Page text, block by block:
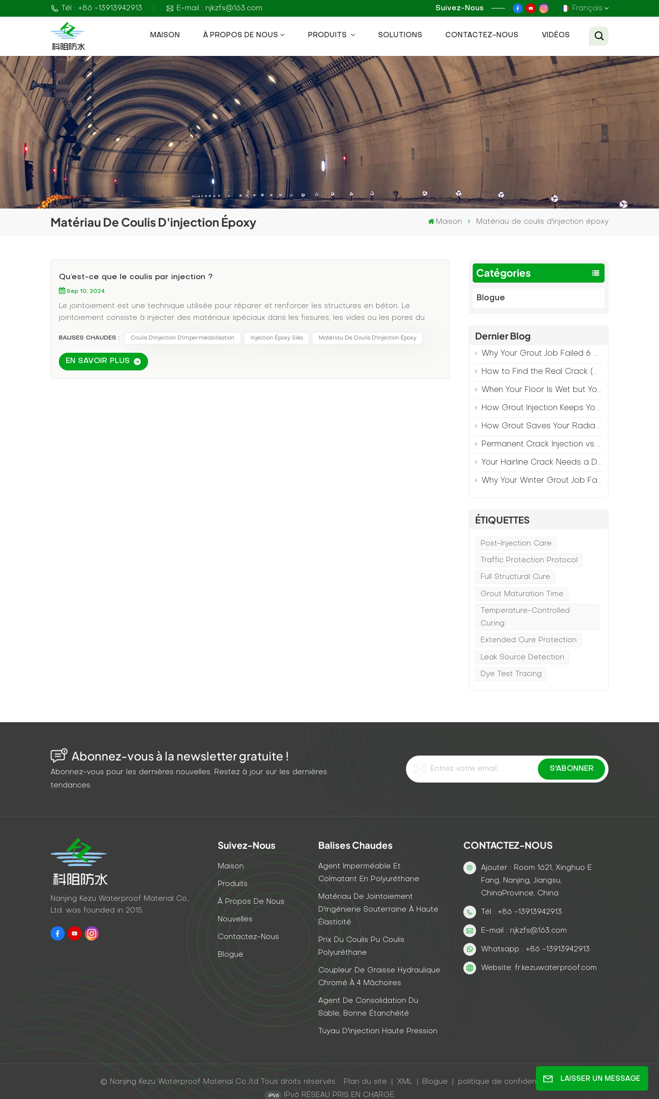
Tél : +86 -13913942913 E-mail : njkzfs@163.com Suivez-Nous Français
Français
Русский
MAISON À PROPOS DE NOUS PRODUITS SOLUTIONS CONTACTEZ-NOUS VIDÉOS
Matériau De Coulis D'injection Époxy Maison Matériau de coulis d'injection époxy
Catégories
Blogue
Dernier Blog
Why Your Grout Job Failed 6 Months Later (And How to Prevent It)
How to Find the Real Crack (Because What You See Isn't Always the Source)
When Your Floor Is Wet but Your Crack Is Dry
How Grout Injection Keeps Your Retail Floors Looking Fresh
How Grout Saves Your Radiant Floor from Moisture Damage
Permanent Crack Injection vs. Annual Patching—The Math
Your Hairline Crack Needs a Different Grout Than Your Wide Gap
Why Your Winter Grout Job Failed (And How to Fix It)
ÉTIQUETTES
Post-Injection Care
Traffic Protection Protocol
Full Structural Cure
Grout Maturation Time
Temperature-Controlled
Curing
Extended Cure Protection
Leak Source Detection
Dye Test Tracing
Qu’est-ce que le coulis par injection ?
Sep 10, 2024
Le jointoiement est une technique utilisée pour réparer et renforcer les structures en béton. Le
jointoiement consiste à injecter des matériaux spéciaux dans les fissures, les vides ou les pores du
est largement utilisée dans des domaines tels que la construction, les ponts, les structures
souterraines et les projets de conservation de l'eau. Le jointoiement utilise généralement des
matériaux tels que du coulis de ciment, des polymères ou des résines époxy.Le matériel de
BALISES CHAUDES : Coulis D'injection D'imperméabilisation Injection Époxy Sika Matériau De Coulis D'injection Époxy
EN SAVOIR PLUS
Abonnez-vous à la newsletter gratuite !
Abonnez-vous pour les dernières nouvelles. Restez à jour sur les dernières
tendances.
Nanjing Kezu Waterproof Material Co.,
Ltd. was founded in 2015.
Suivez-Nous
Maison
Produits
À Propos De Nous
Nouvelles
Contactez-Nous
Blogue
Balises Chaudes
Agent Imperméable Et
Colmatant En Polyuréthane
Matériau De Jointoiement
D'ingénierie Souterraine À Haute
Élasticité
Prix Du Coulis Pu Coulis
Polyuréthane
Coupleur De Graisse Hydraulique
Chromé À 4 Mâchoires
Agent De Consolidation Du
Sable, Bonne Étanchéité
Tuyau D'injection Haute Pression
CONTACTEZ-NOUS
Ajouter : Room 1621, Xinghuo E
Fang, Nanjing, Jiangsu,
ChinaProvince, China
Tél : +86 -13913942913
E-mail : njkzfs@163.com
Whatsapp : +86 -13913942913
Website: fr.kezuwaterproof.com
© Nanjing Kezu Waterproof Material Co.,ltd Tous droits réservés . Plan du site XML Blogue
politique de confidentialité
IPv6 RÉSEAU PRIS EN CHARGE
LAISSER UN MESSAGE